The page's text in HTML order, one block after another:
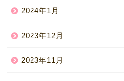
2024年1月
2023年12月
2023年11月